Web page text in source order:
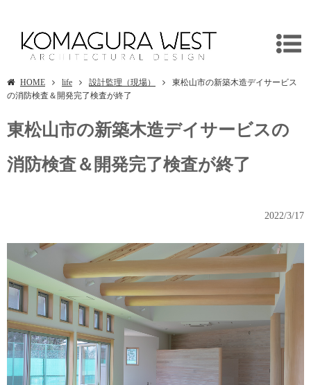
HOME life 設計監理（現場）
東松山市の新築木造デイサービス
の消防検査＆開発完了検査が終了
東松山市の新築木造デイサービスの
消防検査＆開発完了検査が終了
2022/3/17